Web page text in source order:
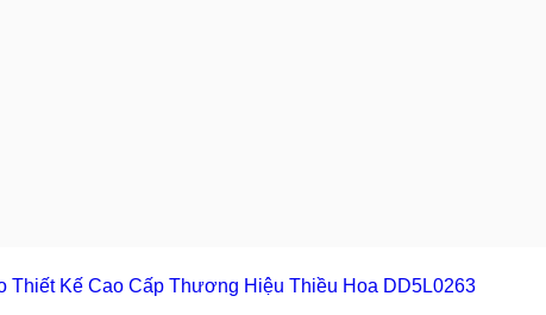
Thiết Kế Cao Cấp Thương Hiệu Thiều Hoa DD5L0263